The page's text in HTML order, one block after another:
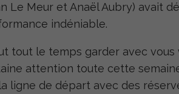
Le Meur et Anaël Aubry) avait
indéniable.
tout le temps garder avec
attention toute cette
ligne de départ avec des